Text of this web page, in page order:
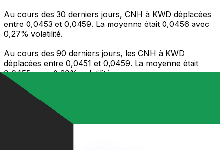
Au cours des 30 derniers jours, CNH à KWD déplacées
entre 0,0453 et 0,0459. La moyenne était 0,0456 avec
0,27% volatilité.
Au cours des 90 derniers jours, les CNH à KWD
déplacées entre 0,0451 et 0,0459. La moyenne était
0,0455 avec 0,30% volatilité.
Envoyer de l’argent
Gérez votre argent et vos devises lorsque vous
êtes en déplacement